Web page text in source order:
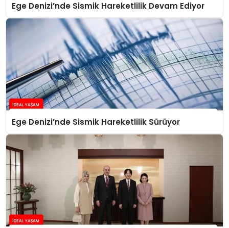
Ege Denizi’nde Sismik Hareketlilik Devam Ediyor
Ege Denizi’nde Sismik Hareketlilik Sürüyor